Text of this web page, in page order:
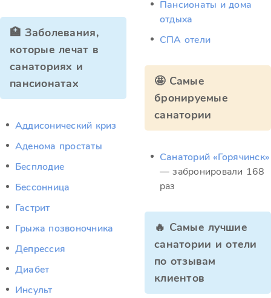
🏥 Заболевания,
которые лечат в
санаториях и
пансионатах
Аддисонический криз
Аденома простаты
Бесплодие
Бессонница
Гастрит
Грыжа позвоночника
Депрессия
Диабет
Инсульт
Пансионаты и дома
отдыха
СПА отели
🤩 Самые
бронируемые
санатории
Санаторий «Горячинск»
— забронировали 168
раз
🔥 Самые лучшие
санатории и отели
по отзывам
клиентов